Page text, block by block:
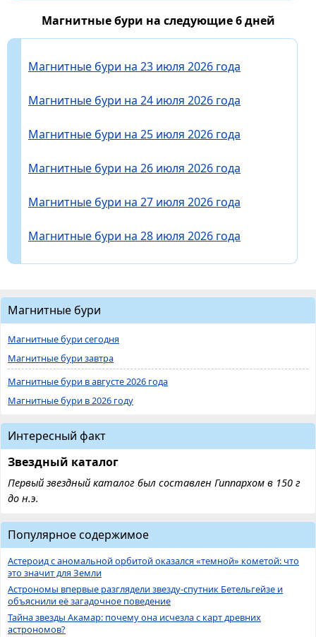
Магнитные бури на следующие 6 дней
Магнитные бури на 23 июля 2026 года
Магнитные бури на 24 июля 2026 года
Магнитные бури на 25 июля 2026 года
Магнитные бури на 26 июля 2026 года
Магнитные бури на 27 июля 2026 года
Магнитные бури на 28 июля 2026 года
Магнитные бури
Магнитные бури сегодня
Магнитные бури завтра
Магнитные бури в августе 2026 года
Магнитные бури в 2026 году
Интересный факт
Звездный каталог
Первый звездный каталог был составлен Гиппархом в 150 г
до н.э.
Популярное содержимое
Астероид с аномальной орбитой оказался «темной» кометой: что
это значит для Земли
Астрономы впервые разглядели звезду-спутник Бетельгейзе и
объяснили её загадочное поведение
Тайна звезды Акамар: почему она исчезла с карт древних
астрономов?